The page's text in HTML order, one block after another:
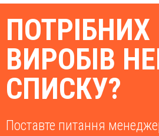
ПОТРІБНИХ
ВИРОБІВ
СПИСКУ?
Поставте питання